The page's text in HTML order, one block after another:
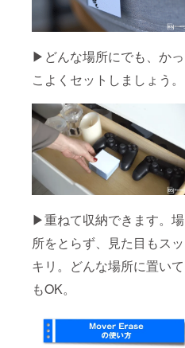
▶どんな場所にでも、かっ
こよくセットしましょう。
▶重ねて収納できます。場
所をとらず、見た目もスッ
キリ。どんな場所に置いて
もOK。